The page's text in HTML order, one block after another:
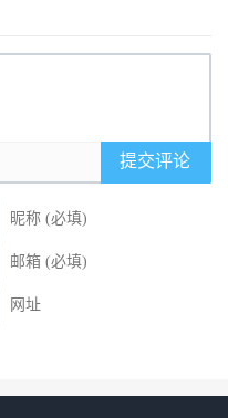
提交评论
昵称 (必填)
邮箱 (必填)
网址